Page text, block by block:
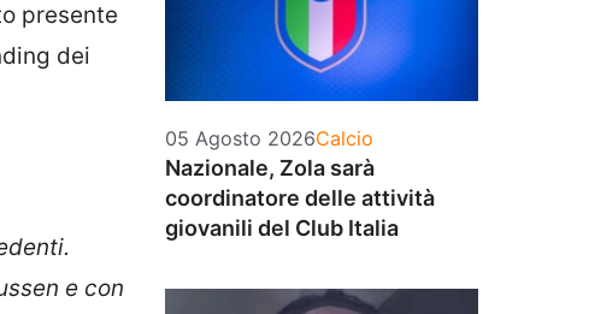
presente
dei
e con
05 Agosto 2026Categorie
Calcio
Nazionale, Zola sarà
coordinatore delle attività
giovanili del Club Italia